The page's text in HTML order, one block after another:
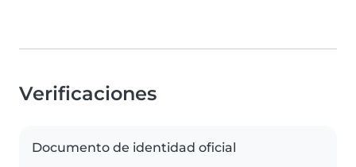
Verificaciones
Documento de identidad oficial